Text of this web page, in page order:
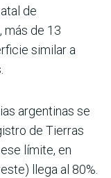
de
más de 13
similar a
argentinas se
de Tierras
límite, en
llega al 80%.